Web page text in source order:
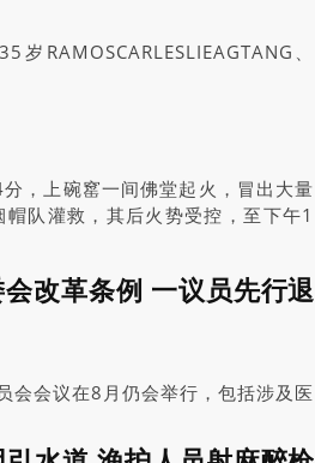
RAMOSCARLESLIEAGTANG、
。
，上碗窰一间佛堂起火，冒出大量
队灌救，其后火势受控，至下午1
改革条例 一议员先行退
会会议在8月仍会举行，包括涉及医
魏明德近日去信委员会主席申请退